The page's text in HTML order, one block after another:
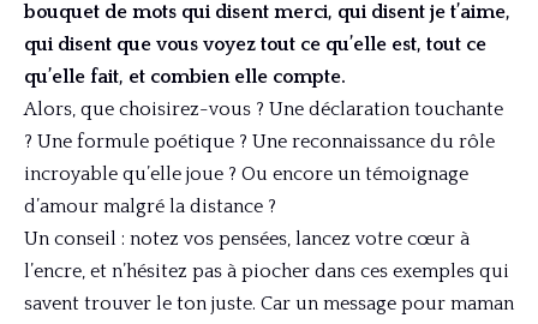
bouquet de mots qui disent merci, qui disent je t’aime,
qui disent que vous voyez tout ce qu’elle est, tout ce
qu’elle fait, et combien elle compte.
Alors, que choisirez-vous ? Une déclaration touchante
? Une formule poétique ? Une reconnaissance du rôle
incroyable qu’elle joue ? Ou encore un témoignage
d’amour malgré la distance ?
Un conseil : notez vos pensées, lancez votre cœur à
l’encre, et n’hésitez pas à piocher dans ces exemples qui
savent trouver le ton juste. Car un message pour maman